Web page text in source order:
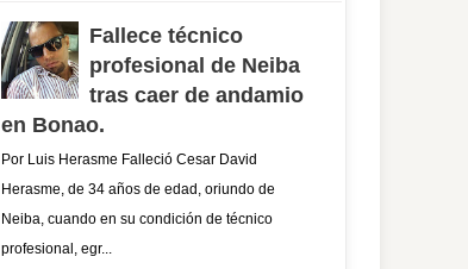
Fallece técnico
profesional de Neiba
tras caer de andamio
en Bonao.
Por Luis Herasme Falleció Cesar David
Herasme, de 34 años de edad, oriundo de
Neiba, cuando en su condición de técnico
profesional, egr...